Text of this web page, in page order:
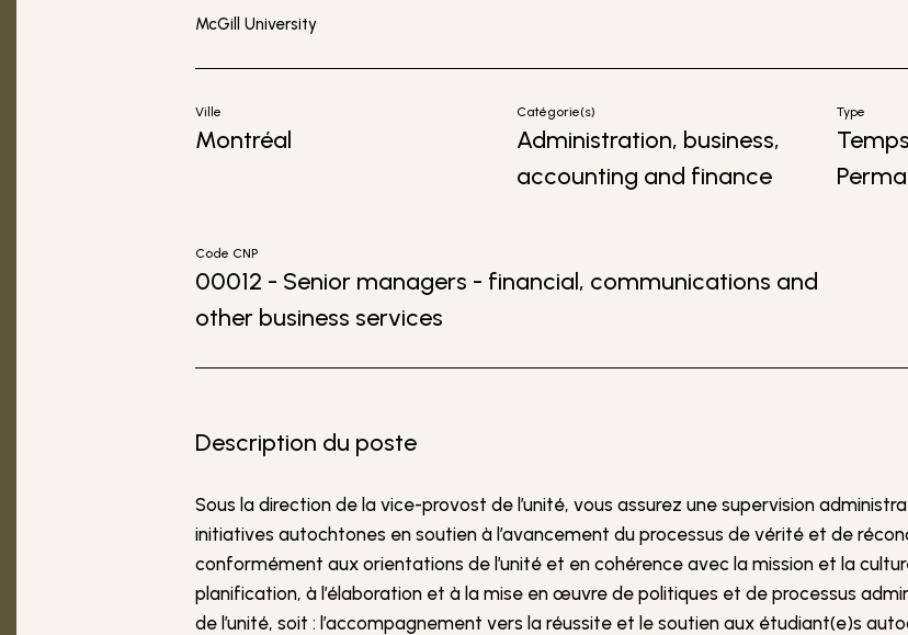
McGill University
Ville
Montréal
Catégorie(s)
Administration, business,
accounting and finance
Type
Code CNP
00012 - Senior managers - financial, communications and
other business services
Description du poste
Sous la direction de la vice-provost de l’unité, vous assurez une supervision
initiatives autochtones en soutien à l’avancement du processus de vérité et de
conformément aux orientations de l’unité et en cohérence avec la mission et la
planification, à l’élaboration et à la mise en œuvre de politiques et de processus
de l’unité, soit : l’accompagnement vers la réussite et le soutien aux étudiant(e)s